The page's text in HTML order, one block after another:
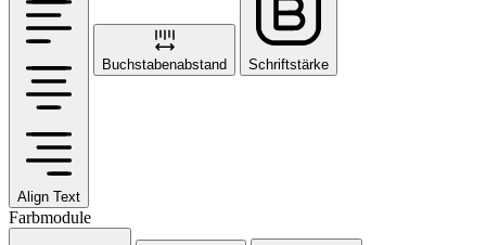
Align Text
Buchstabenabstand Schriftstärke
Farbmodule